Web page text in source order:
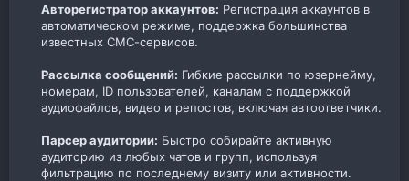
Авторегистратор аккаунтов: Регистрация аккаунтов в
автоматическом режиме, поддержка большинства
известных СМС-сервисов.​
Рассылка сообщений: Гибкие рассылки по юзернейму,
номерам, ID пользователей, каналам с поддержкой
аудиофайлов, видео и репостов, включая автоответчики.​
Парсер аудитории: Быстро собирайте активную
аудиторию из любых чатов и групп, используя
фильтрацию по последнему визиту или активности.​